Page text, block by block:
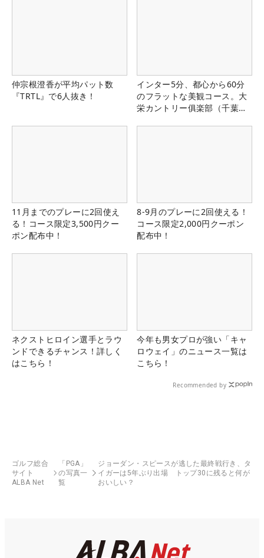
仲宗根澄香が平均パット数
『TRTL』で6人抜き！
インター5分、都心から60分
のフラットな美観コース。大
栄カントリー俱楽部（千葉
11月までのプレーに2回使え
る！コース限定3,500円クー
ポン配布中！
8-9月のプレーに2回使える！
コース限定2,000円クーポン
配布中！
ネクストヒロイン選手とラウ
ンドできるチャンス！詳しく
はこちら！
今年も男女プロが強い「キャ
ロウェイ」のニュース一覧は
こちら！
Recommended by
ゴルフ総合
サイト
ALBA Net
「PGA」
の写真一
覧
ジョーダン・スピースが逃した最終戦行き、タ
イガーは5年ぶり出場 トップ30に残ると何が
おいしい？